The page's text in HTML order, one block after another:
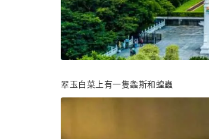
翠玉白菜上有一隻螽斯和蝗蟲